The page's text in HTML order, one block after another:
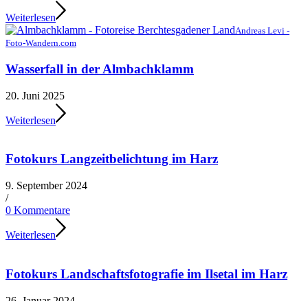
Weiterlesen
Andreas Levi -
Foto-Wandern.com
Wasserfall in der Almbachklamm
20. Juni 2025
Weiterlesen
Fotokurs Langzeitbelichtung im Harz
9. September 2024
/
0 Kommentare
Weiterlesen
Fotokurs Landschaftsfotografie im Ilsetal im Harz